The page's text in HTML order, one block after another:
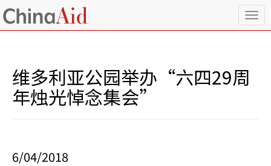
T
o
维多利亚公园举办“六四29周
年烛光悼念集会”
6/04/2018